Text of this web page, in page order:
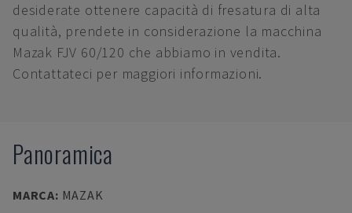
desiderate ottenere capacità di fresatura di alta
qualità, prendete in considerazione la macchina
Mazak FJV 60/120 che abbiamo in vendita.
Contattateci per maggiori informazioni.
Panoramica
MARCA: MAZAK